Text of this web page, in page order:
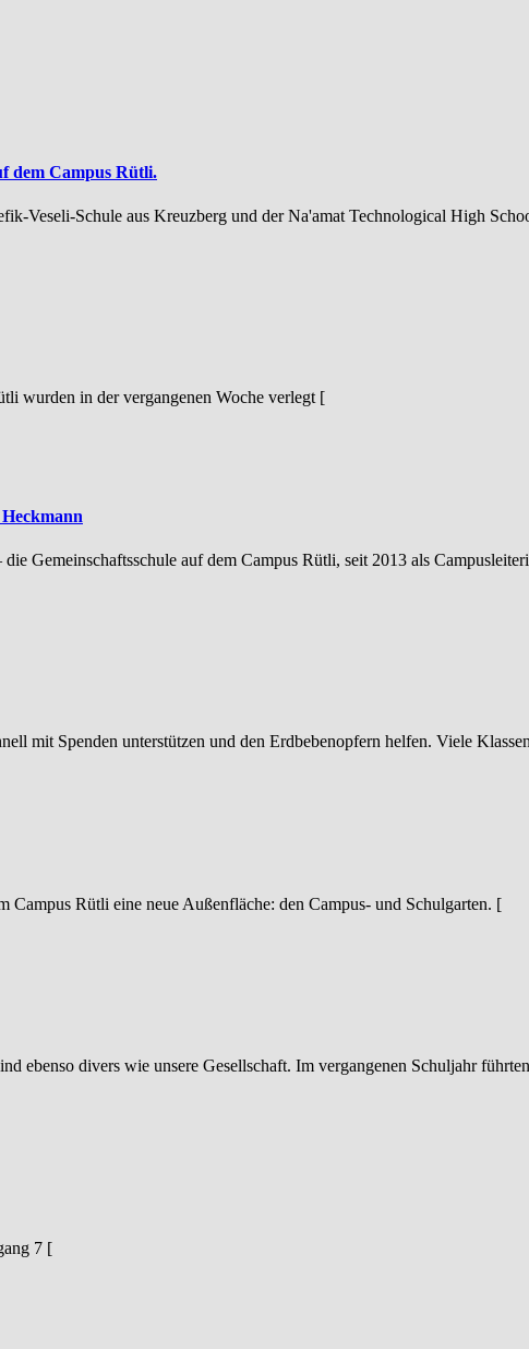
dem Campus Rütli.
Veseli-Schule aus Kreuzberg und der Na'amat Technological High
wurden in der vergangenen Woche verlegt [
Gemeinschaftsschule auf dem Campus Rütli, seit 2013 als
mit Spenden unterstützen und den Erdbebenopfern helfen. Viele
Campus Rütli eine neue Außenfläche: den Campus- und Schulgarten. [
ebenso divers wie unsere Gesellschaft. Im vergangenen Schuljahr
7 [